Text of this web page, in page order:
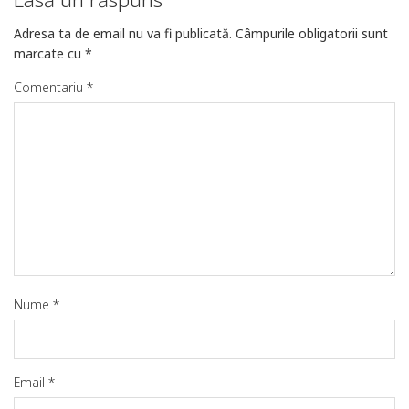
Adresa ta de email nu va fi publicată. Câmpurile obligatorii sunt
marcate cu *
Comentariu *
Nume *
Email *